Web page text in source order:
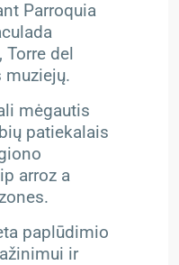
Parroquia
del
muziejų.
mėgautis
patiekalais
arroz a
paplūdimio
ir